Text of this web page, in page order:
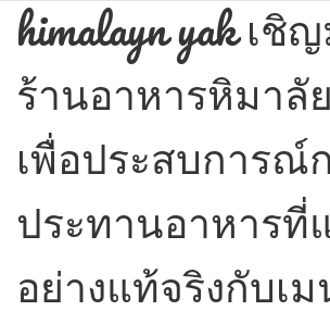
Skip
himalayn yak เชิ
ร้านอาหารหิมาลั
เพื่อประสบการณ์
ประทานอาหารที่
อย่างแท้จริงกับเ